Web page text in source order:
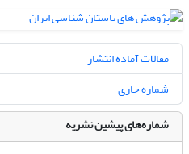
مقالات آماده انتشار
شماره جاری
شماره‌های پیشین نشریه